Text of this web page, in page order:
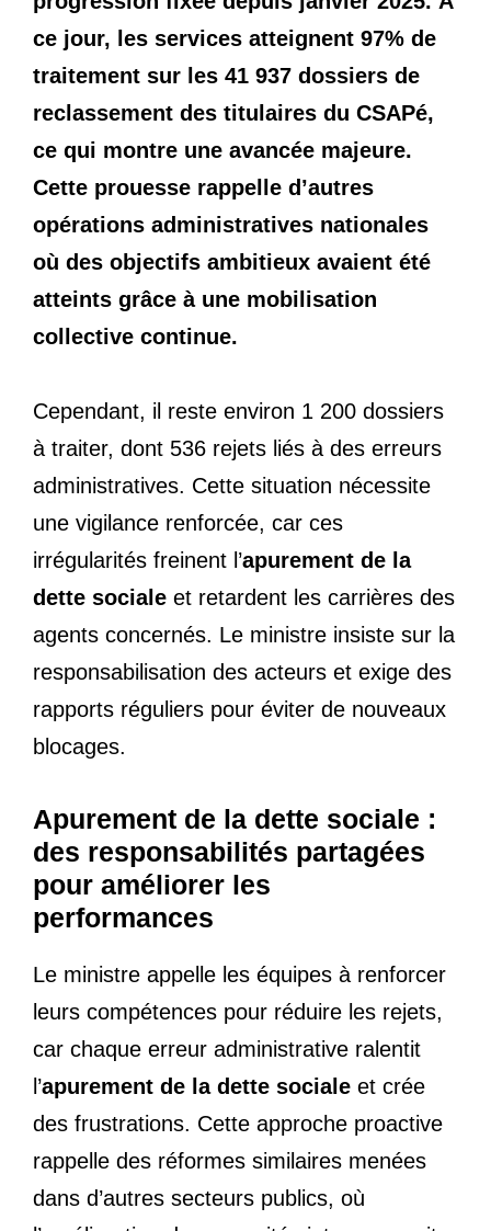
ce jour, les services atteignent 97% de
traitement sur les 41 937 dossiers de
reclassement des titulaires du CSAPé,
ce qui montre une avancée majeure.
Cette prouesse rappelle d’autres
opérations administratives nationales
où des objectifs ambitieux avaient été
atteints grâce à une mobilisation
collective continue.
Cependant, il reste environ 1 200 dossiers
à traiter, dont 536 rejets liés à des erreurs
administratives. Cette situation nécessite
une vigilance renforcée, car ces
irrégularités freinent l’apurement de la
dette sociale et retardent les carrières des
agents concernés. Le ministre insiste sur la
responsabilisation des acteurs et exige des
rapports réguliers pour éviter de nouveaux
blocages.
Apurement de la dette sociale :
des responsabilités partagées
pour améliorer les
performances
Le ministre appelle les équipes à renforcer
leurs compétences pour réduire les rejets,
car chaque erreur administrative ralentit
l’apurement de la dette sociale et crée
des frustrations. Cette approche proactive
rappelle des réformes similaires menées
dans d’autres secteurs publics, où